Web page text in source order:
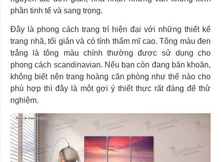
phần tinh tế và sang trọng.
Đây là phong cách trang trí hiện đại với những thiết kế
trang nhã, tối giản và có tính thẩm mĩ cao. Tông màu đen
trắng là tông màu chính thường được sử dụng cho
phong cách scandinavian. Nếu bạn còn đang băn khoăn,
không biết nên trang hoàng căn phòng như thế nào cho
phù hợp thì đây là một gợi ý thiết thực rất đáng để thử
nghiệm.